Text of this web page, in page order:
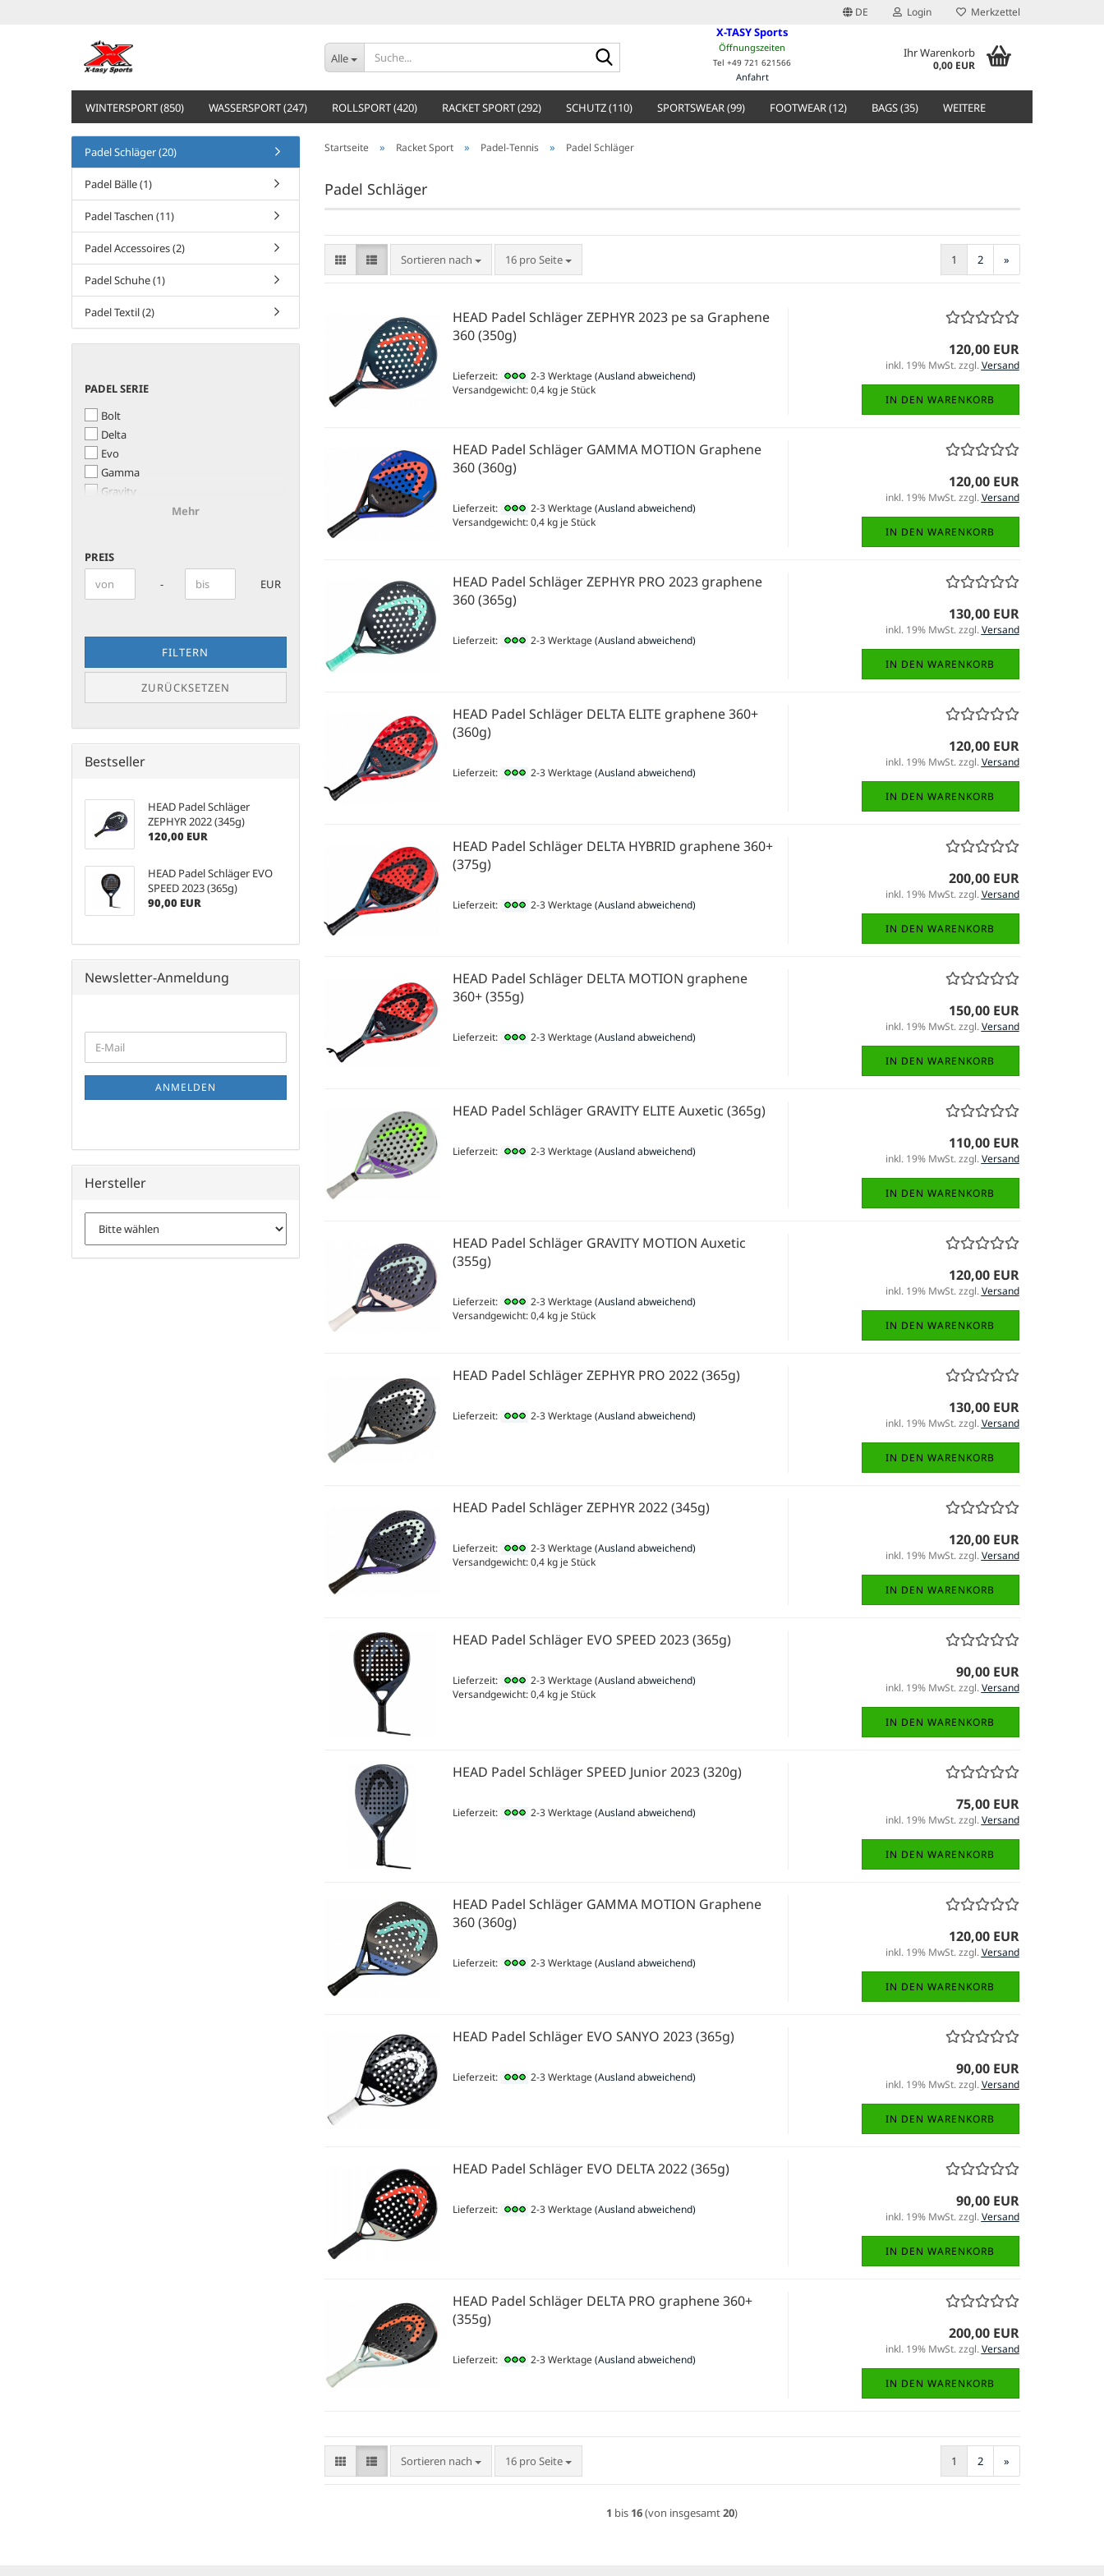
DE Login Merkzettel
Alle
X-TASY Sports
Öffnungszeiten
Tel +49 721 621566
Anfahrt
Ihr Warenkorb
0,00 EUR
WINTERSPORT (850) WASSERSPORT (247) ROLLSPORT (420) RACKET SPORT (292) SCHUTZ (110) SPORTSWEAR (99) FOOTWEAR (12) BAGS (35) WEITERE
Startseite » Racket Sport » Padel-Tennis » Padel Schläger
Padel Schläger
Sortieren nach
Sortieren nach 16 pro Seite
pro Seite 1 2 »
HEAD Padel Schläger ZEPHYR 2023 pe sa Graphene
360 (350g)
Lieferzeit: 2-3 Werktage (Ausland abweichend)
Versandgewicht:0,4kg je Stück
120,00 EUR
inkl. 19% MwSt. zzgl.Versand
IN DEN WARENKORB
HEAD Padel Schläger GAMMA MOTION Graphene
360 (360g)
Lieferzeit: 2-3 Werktage (Ausland abweichend)
Versandgewicht:0,4kg je Stück
120,00 EUR
inkl. 19% MwSt. zzgl.Versand
IN DEN WARENKORB
HEAD Padel Schläger ZEPHYR PRO 2023 graphene
360 (365g)
Lieferzeit: 2-3 Werktage (Ausland abweichend)
130,00 EUR
inkl. 19% MwSt. zzgl.Versand
IN DEN WARENKORB
HEAD Padel Schläger DELTA ELITE graphene 360+
(360g)
Lieferzeit: 2-3 Werktage (Ausland abweichend)
120,00 EUR
inkl. 19% MwSt. zzgl.Versand
IN DEN WARENKORB
HEAD Padel Schläger DELTA HYBRID graphene 360+
(375g)
Lieferzeit: 2-3 Werktage (Ausland abweichend)
200,00 EUR
inkl. 19% MwSt. zzgl.Versand
IN DEN WARENKORB
HEAD Padel Schläger DELTA MOTION graphene
360+ (355g)
Lieferzeit: 2-3 Werktage (Ausland abweichend)
150,00 EUR
inkl. 19% MwSt. zzgl.Versand
IN DEN WARENKORB
HEAD Padel Schläger GRAVITY ELITE Auxetic (365g)
Lieferzeit: 2-3 Werktage (Ausland abweichend) 110,00 EUR
inkl. 19% MwSt. zzgl.Versand
IN DEN WARENKORB
HEAD Padel Schläger GRAVITY MOTION Auxetic
(355g)
Lieferzeit: 2-3 Werktage (Ausland abweichend)
Versandgewicht:0,4kg je Stück
120,00 EUR
inkl. 19% MwSt. zzgl.Versand
IN DEN WARENKORB
HEAD Padel Schläger ZEPHYR PRO 2022 (365g)
Lieferzeit: 2-3 Werktage (Ausland abweichend) 130,00 EUR
inkl. 19% MwSt. zzgl.Versand
IN DEN WARENKORB
HEAD Padel Schläger ZEPHYR 2022 (345g)
Lieferzeit: 2-3 Werktage (Ausland abweichend)
Versandgewicht:0,4kg je Stück
120,00 EUR
inkl. 19% MwSt. zzgl.Versand
IN DEN WARENKORB
HEAD Padel Schläger EVO SPEED 2023 (365g)
Lieferzeit: 2-3 Werktage (Ausland abweichend)
Versandgewicht:0,4kg je Stück
90,00 EUR
inkl. 19% MwSt. zzgl.Versand
IN DEN WARENKORB
HEAD Padel Schläger SPEED Junior 2023 (320g)
Lieferzeit: 2-3 Werktage (Ausland abweichend) 75,00 EUR
inkl. 19% MwSt. zzgl.Versand
IN DEN WARENKORB
HEAD Padel Schläger GAMMA MOTION Graphene
360 (360g)
Lieferzeit: 2-3 Werktage (Ausland abweichend)
120,00 EUR
inkl. 19% MwSt. zzgl.Versand
IN DEN WARENKORB
HEAD Padel Schläger EVO SANYO 2023 (365g)
Lieferzeit: 2-3 Werktage (Ausland abweichend) 90,00 EUR
inkl. 19% MwSt. zzgl.Versand
IN DEN WARENKORB
HEAD Padel Schläger EVO DELTA 2022 (365g)
Lieferzeit: 2-3 Werktage (Ausland abweichend) 90,00 EUR
inkl. 19% MwSt. zzgl.Versand
IN DEN WARENKORB
HEAD Padel Schläger DELTA PRO graphene 360+
(355g)
Lieferzeit: 2-3 Werktage (Ausland abweichend)
200,00 EUR
inkl. 19% MwSt. zzgl.Versand
IN DEN WARENKORB
Sortieren nach
Sortieren nach 16 pro Seite
pro Seite 1 2 »
1 bis 16(von insgesamt20)
Padel Schläger (20)
Padel Bälle (1)
Padel Taschen (11)
Padel Accessoires (2)
Padel Schuhe (1)
Padel Textil (2)
PADEL
PADEL SERIE
Bolt
Delta
Evo
Gamma
Gravity
Mehr
PREIS
Preis bis
- EUR
FILTERN
ZURÜCKSETZEN
Bestseller
HEAD Padel Schläger
ZEPHYR 2022 (345g)
120,00 EUR
HEAD Padel Schläger EVO
SPEED 2023 (365g)
90,00 EUR
Newsletter-Anmeldung
ZUR
NEWSLETTER-
E-
Mail
ANMELDEN
Hersteller